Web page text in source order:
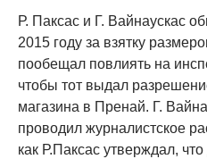
Р. Паксас и Г. Вайнаускас
2015 году за взятку
пообещал повлиять на
чтобы тот выдал
магазина в Пренай. Г.
проводил журналистское
как Р.Паксас утверждал,